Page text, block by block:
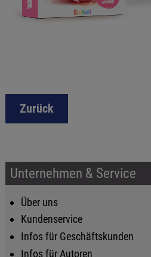
Zurück
Unternehmen & Service
Über uns
Kundenservice
Infos für Geschäftskunden
Infos für Autoren